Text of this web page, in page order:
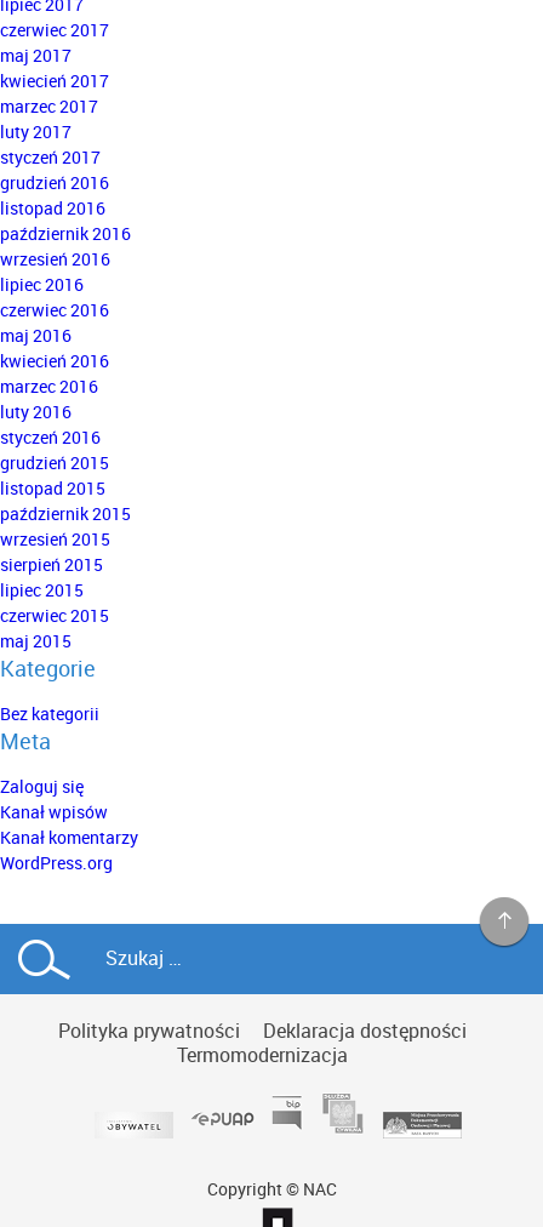
czerwiec 2017
maj 2017
kwiecień 2017
marzec 2017
luty 2017
styczeń 2017
grudzień 2016
listopad 2016
październik 2016
wrzesień 2016
lipiec 2016
czerwiec 2016
maj 2016
kwiecień 2016
marzec 2016
luty 2016
styczeń 2016
grudzień 2015
listopad 2015
październik 2015
wrzesień 2015
sierpień 2015
lipiec 2015
czerwiec 2015
maj 2015
Kategorie
Bez kategorii
Meta
Zaloguj się
Kanał wpisów
Kanał komentarzy
WordPress.org
Polityka prywatności
Deklaracja dostępności
Termomodernizacja
Copyright © NAC